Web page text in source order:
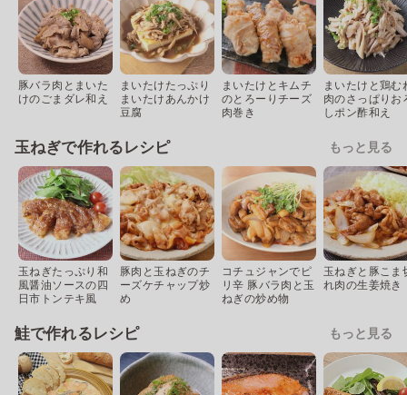
豚バラ肉とまいた
けのごまダレ和え
まいたけたっぷり
まいたけあんかけ
豆腐
まいたけとキムチ
のとろーりチーズ
肉巻き
まいたけと鶏む
肉のさっぱりお
しポン酢和え
玉ねぎで作れるレシピ もっと見る
玉ねぎたっぷり和
風醤油ソースの四
日市トンテキ風
豚肉と玉ねぎのチ
ーズケチャップ炒
め
コチュジャンでピ
リ辛 豚バラ肉と玉
ねぎの炒め物
玉ねぎと豚こま
れ肉の生姜焼き
鮭で作れるレシピ もっと見る